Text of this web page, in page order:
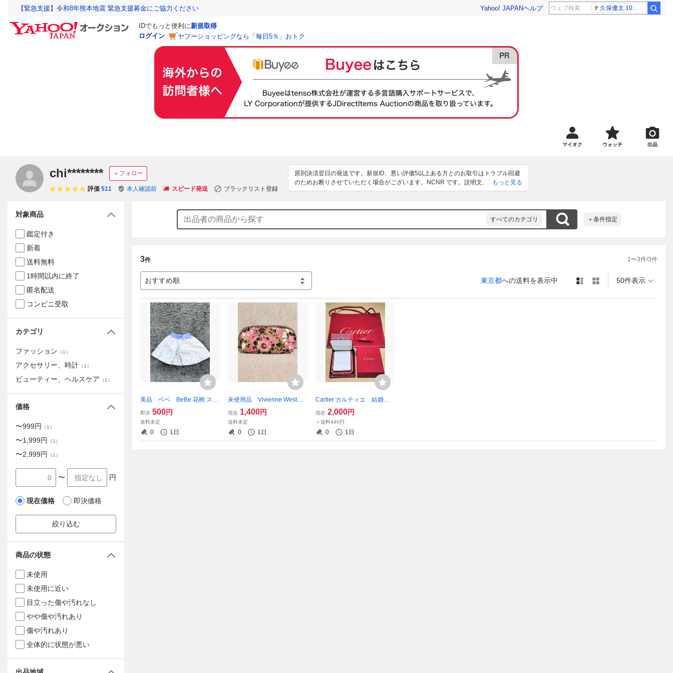
【緊急支援】令和8年熊本地震 緊急支援募金にご協力ください Yahoo! JAPANヘルプ 久保優太 10代女性
IDでもっと便利に新規取得
ログイン
ヤフーショッピングなら「毎日5％」おトク
マイオク ウォッチ 出品
chi******** ＋フォロー
評価 511 本人確認前 スピード発送 ブラックリスト登録
原則決済翌日の発送です。新規ID、悪い評価5以上ある方とのお取引はトラブル回避
のためお断りさせていただく場合がございます。NCNR です。説明文、写真で現状
を確認できるようにしておりますが、気になる方は必ず質問して状態を確認して頂き
入札しないでください。また落札後の変更には一切対応しません。喫煙者やペットは
おりません。オークション終了後24時間以内に連絡、48時間以内に支払いができる
方のみお取引を希望しておりますのでご了承下さい。
もっと見る
すべてのカテゴリ ＋条件指定
3件 1〜3件/3件
おすすめ順 東京都への送料を表示中 50件表示
美品 ベベ BeBe 花柄 スカ
ート 女の子 水色 春夏用 12
0cm
即決 500円
送料未定
0 1日
未使用品 Vivienne Westwo
od ヴィヴィアンウエスト
ウッド/ポーチ メガネケー
ス ペンケース 保管期間あ
り
現在 1,400円
送料未定
0 1日
Cartier カルティエ 結婚指
輪ケース BOX（2本入）
ジュエリーケース リング
ケース （ショッパー、リボ
ン付なし）
現在 2,000円
＋送料440円
0 1日
対象商品
鑑定付き
新着
送料無料
1時間以内に終了
匿名配送
コンビニ受取
カテゴリ
ファッション （1 ）
アクセサリー、時計 （1 ）
ビューティー、ヘルスケア （1 ）
価格
〜999円 （1 ）
〜1,999円 （1 ）
〜2,999円 （1 ）
〜 円
現在価格 即決価格
絞り込む
商品の状態
未使用
未使用に近い
目立った傷や汚れなし
やや傷や汚れあり
傷や汚れあり
全体的に状態が悪い